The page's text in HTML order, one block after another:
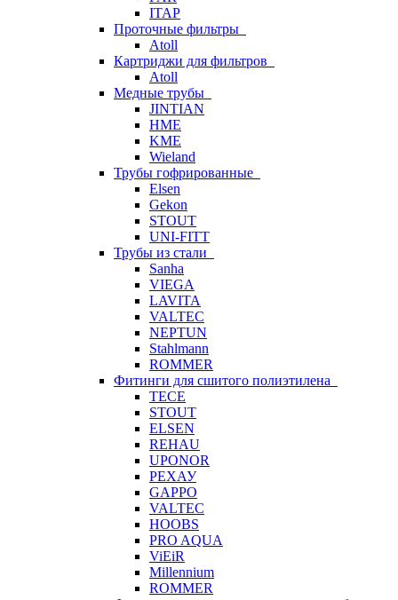
ITAP
Проточные фильтры
Atoll
Картриджи для фильтров
Atoll
Медные трубы
JINTIAN
HME
KME
Wieland
Трубы гофрированные
Elsen
Gekon
STOUT
UNI-FITT
Трубы из стали
Sanha
VIEGA
LAVITA
VALTEC
NEPTUN
Stahlmann
ROMMER
Фитинги для сшитого полиэтилена
TECE
STOUT
ELSEN
REHAU
UPONOR
РЕХАУ
GAPPO
VALTEC
HOOBS
PRO AQUA
ViEiR
Millennium
ROMMER